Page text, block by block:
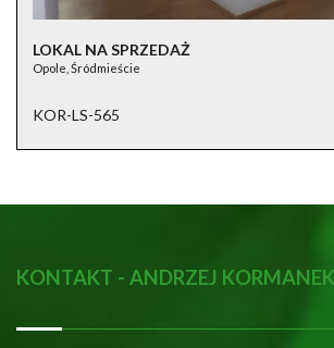
LOKAL NA SPRZEDAŻ
Opole, Śródmieście
KOR-LS-565
KONTAKT - ANDRZEJ KORMANEK